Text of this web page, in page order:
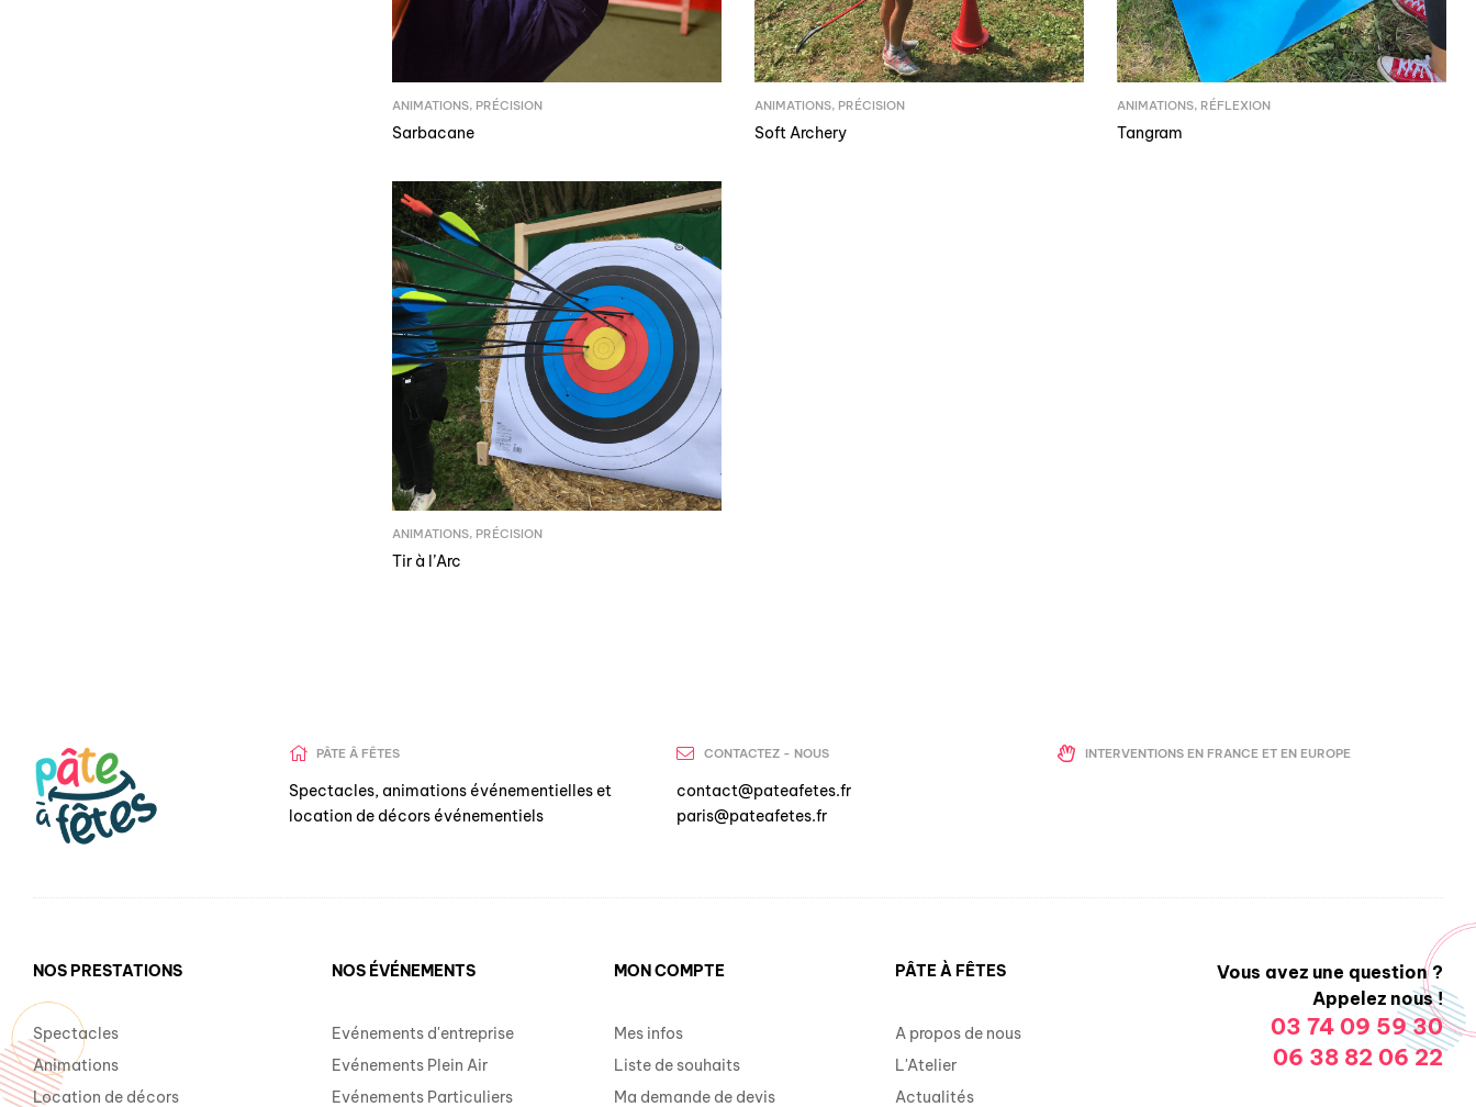
ANIMATIONS, PRÉCISION
Sarbacane
ANIMATIONS, PRÉCISION
Soft Archery
ANIMATIONS, RÉFLEXION
Tangram
ANIMATIONS, PRÉCISION
Tir à l’Arc
PÂTE Â FÊTES
Spectacles, animations événementielles et
location de décors événementiels
CONTACTEZ - NOUS
contact@pateafetes.fr
paris@pateafetes.fr
INTERVENTIONS EN FRANCE ET EN EUROPE
NOS PRESTATIONS
Spectacles
Animations
Location de décors
NOS ÉVÉNEMENTS
Evénements d'entreprise
Evénements Plein Air
Evénements Particuliers
MON COMPTE
Mes infos
Liste de souhaits
Ma demande de devis
PÂTE À FÊTES
A propos de nous
L'Atelier
Actualités
Vous avez une question ?
Appelez nous !
03 74 09 59 30
06 38 82 06 22